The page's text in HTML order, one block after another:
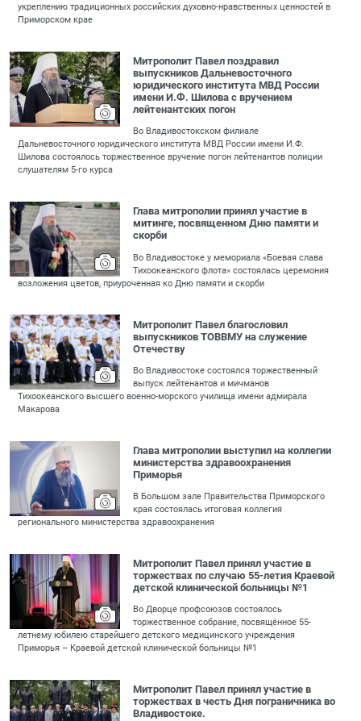
укреплению традиционных российских духовно-нравственных ценностей в
Приморском крае
Митрополит Павел поздравил
выпускников Дальневосточного
юридического института МВД России
имени И.Ф. Шилова с вручением
лейтенантских погон
Во Владивостокском филиале
Дальневосточного юридического института МВД России имени И.Ф.
Шилова состоялось торжественное вручение погон лейтенантов полиции
слушателям 5-го курса
Глава митрополии принял участие в
митинге, посвященном Дню памяти и
скорби
Во Владивостоке у мемориала «Боевая слава
Тихоокеанского флота» состоялась церемония
возложения цветов, приуроченная ко Дню памяти и скорби
Митрополит Павел благословил
выпускников ТОВВМУ на служение
Отечеству
Во Владивостоке состоялся торжественный
выпуск лейтенантов и мичманов
Тихоокеанского высшего военно-морского училища имени адмирала
Макарова
Глава митрополии выступил на коллегии
министерства здравоохранения
Приморья
В Большом зале Правительства Приморского
края состоялась итоговая коллегия
регионального министерства здравоохранения
Митрополит Павел принял участие в
торжествах по случаю 55-летия Краевой
детской клинической больницы №1
Во Дворце профсоюзов состоялось
торжественное собрание, посвящённое 55-
летнему юбилею старейшего детского медицинского учреждения
Приморья – Краевой детской клинической больницы №1
Митрополит Павел принял участие в
торжествах в честь Дня пограничника во
Владивостоке.